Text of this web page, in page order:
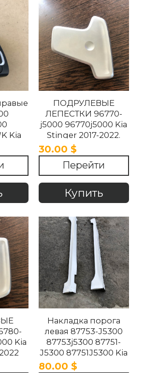
Kia
ПОДРУЛЕВЫЕ
ЛЕПЕСТКИ 96770-
j5000 96770j5000 Kia
Stinger 2017-2022.
30.00 $
Перейти
Купить
Kia
Накладка порога
левая 87753-J5300
87753j5300 87751-
J5300 87751J5300 Kia
Stinger 2017-2021
80.00 $